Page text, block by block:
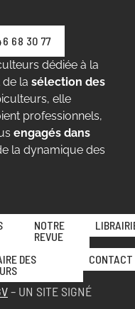
68 30 77
dédiée à la
de la sélection des
elle
professionnels,
engagés dans
la dynamique des
NOTRE
REVUE
DES
CONTACT
– UN SITE SIGNÉ